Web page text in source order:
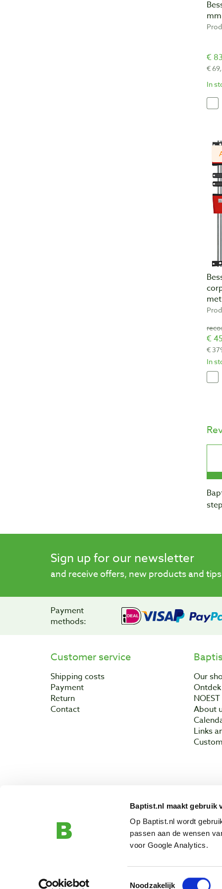
Baptist.nl maakt gebruik
Op Baptist.nl wordt
passen aan de wensen
voor Google Analytics.
Toestemmingsselectie
Noodzakelijk
mm
€
€
In
€
€
In
Sign up for our newsletter
and receive offers, new products and
Payment
methods:
Customer service
Shipping costs
Payment
Return
Contact
Our
NOEST
About
Links
Copyright ©